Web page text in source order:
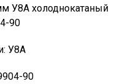
У8А холоднокатаный
90
У8А
90